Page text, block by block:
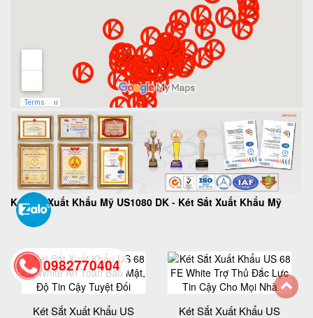
Két Sắt Xuất Khẩu Mỹ US1080 DK - Két Sắt Xuất Khẩu Mỹ
Két Sắt Xuất Khẩu US Két Sắt Xuất Khẩu US
0982770404
back